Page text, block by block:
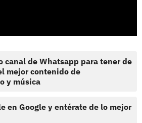
canal de Whatsapp para tener de
mejor contenido de
y música
en Google y entérate de lo mejor